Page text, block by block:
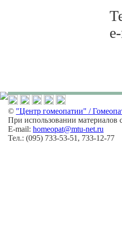
© "Центр гомеопатии" /
При использовании материалов
E-mail: homeopat@mtu-net.ru
Тел.: (095) 733-53-51, 733-12-77